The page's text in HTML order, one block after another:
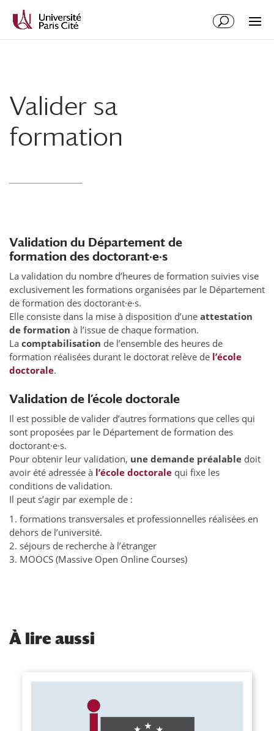
Valider sa
formation
Validation du Département de
formation des doctorant·e·s
La validation du nombre d’heures de formation suivies vise
exclusivement les formations organisées par le Département
de formation des doctorant·e·s.
Elle consiste dans la mise à disposition d’une attestation
de formation à l’issue de chaque formation.
La comptabilisation de l’ensemble des heures de
formation réalisées durant le doctorat relève de l’école
doctorale.
Validation de l’école doctorale
Il est possible de valider d’autres formations que celles qui
sont proposées par le Département de formation des
doctorant·e·s.
Pour obtenir leur validation, une demande préalable doit
avoir été adressée à l’école doctorale qui fixe les
conditions de validation.
Il peut s’agir par exemple de :
1. formations transversales et professionnelles réalisées en
dehors de l’université.
2. séjours de recherche à l’étranger
3. MOOCS (Massive Open Online Courses)
À lire aussi